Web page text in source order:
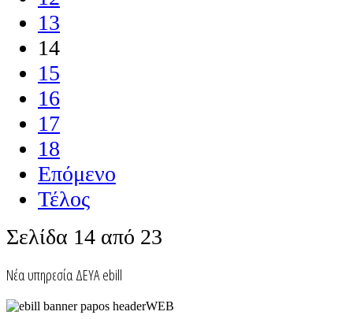
13
14
15
16
17
18
Επόμενο
Τέλος
Σελίδα 14 από 23
Nέα υπηρεσία ΔΕΥΑ ebill